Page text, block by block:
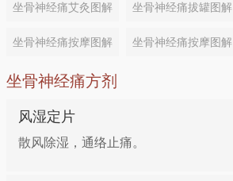
坐骨神经痛艾灸图解 坐骨神经痛拔罐图解
坐骨神经痛按摩图解 坐骨神经痛按摩图解
坐骨神经痛方剂
风湿定片
散风除湿，通络止痛。